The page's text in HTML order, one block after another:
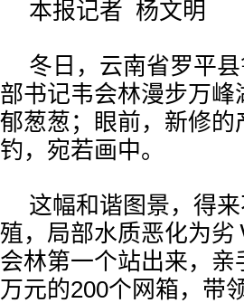
本报记者 杨文明
冬日，云南省罗平
部书记韦会林漫步万
郁葱葱；眼前，新修
钓，宛若画中。
这幅和谐图景，得
殖，局部水质恶化为
会林第一个站出来，
万元的200个网箱，带